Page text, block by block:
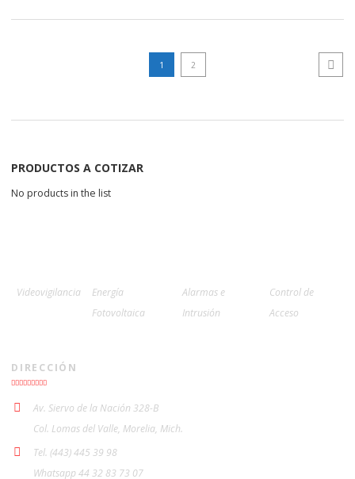
1 2
PRODUCTOS A COTIZAR
No products in the list
Videovigilancia
Energía
Fotovoltaica
Alarmas e
Intrusión
Control de
Acceso
DIRECCIÓN
Av. Siervo de la Nación 328-B
Col. Lomas del Valle, Morelia, Mich.
Tel. (443) 445 39 98
Whatsapp 44 32 83 73 07